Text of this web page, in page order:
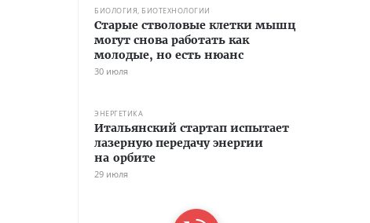
БИОЛОГИЯ, БИОТЕХНОЛОГИИ
Старые стволовые клетки мышц
могут снова работать как
молодые, но есть нюанс
30 июля
ЭНЕРГЕТИКА
Итальянский стартап испытает
лазерную передачу энергии
на орбите
29 июля